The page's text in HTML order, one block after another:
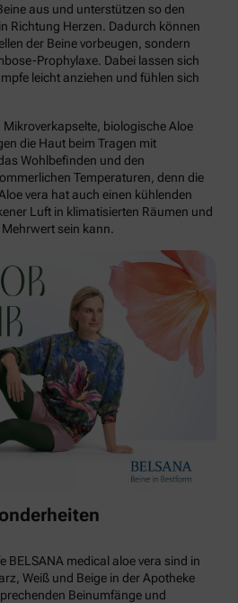
aus und unterstützen so den
Richtung Herzen. Dadurch können
der Beine vorbeugen, sondern
Prophylaxe. Dabei lassen sich
leicht anziehen und fühlen sich
biologische Aloe
die Haut beim Tragen mit
Wohlbefinden und den
Temperaturen, denn die
vera hat auch einen kühlenden
Luft in klimatisierten Räumen und
sein kann.
BELSANA medical aloe vera sind in
Weiß und Beige in der Apotheke
Beinumfänge und